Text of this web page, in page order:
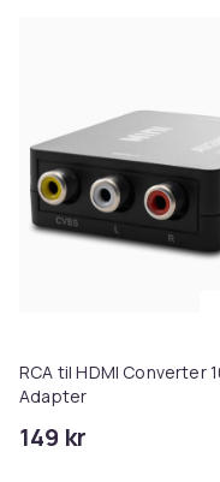
RCA til HDMI Converter
Adapter
149 kr